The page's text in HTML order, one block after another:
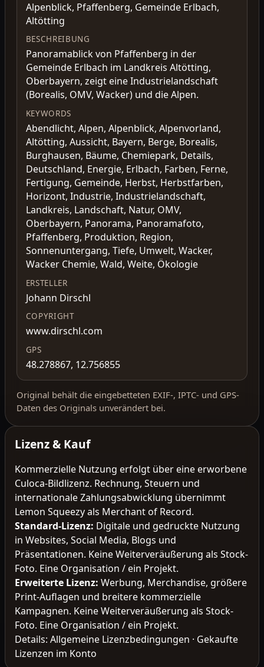
Alpenblick, Pfaffenberg, Gemeinde Erlbach,
Altötting
BESCHREIBUNG
Panoramablick von Pfaffenberg in der
Gemeinde Erlbach im Landkreis Altötting,
Oberbayern, zeigt eine Industrielandschaft
(Borealis, OMV, Wacker) und die Alpen.
KEYWORDS
Abendlicht, Alpen, Alpenblick, Alpenvorland,
Altötting, Aussicht, Bayern, Berge, Borealis,
Burghausen, Bäume, Chemiepark, Details,
Deutschland, Energie, Erlbach, Farben, Ferne,
Fertigung, Gemeinde, Herbst, Herbstfarben,
Horizont, Industrie, Industrielandschaft,
Landkreis, Landschaft, Natur, OMV,
Oberbayern, Panorama, Panoramafoto,
Pfaffenberg, Produktion, Region,
Sonnenuntergang, Tiefe, Umwelt, Wacker,
Wacker Chemie, Wald, Weite, Ökologie
ERSTELLER
Johann Dirschl
COPYRIGHT
www.dirschl.com
GPS
48.278867, 12.756855
Original behält die eingebetteten EXIF-, IPTC- und GPS-
Daten des Originals unverändert bei.
Lizenz & Kauf
Kommerzielle Nutzung erfolgt über eine erworbene
Culoca-Bildlizenz. Rechnung, Steuern und
internationale Zahlungsabwicklung übernimmt
Lemon Squeezy als Merchant of Record.
Standard-Lizenz: Digitale und gedruckte Nutzung
in Websites, Social Media, Blogs und
Präsentationen. Keine Weiterveräußerung als Stock-
Foto. Eine Organisation / ein Projekt.
Erweiterte Lizenz: Werbung, Merchandise, größere
Print-Auflagen und breitere kommerzielle
Kampagnen. Keine Weiterveräußerung als Stock-
Foto. Eine Organisation / ein Projekt.
Details: Allgemeine Lizenzbedingungen · Gekaufte
Lizenzen im Konto